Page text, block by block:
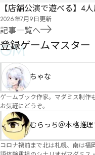
【店舗公演で遊べる】4
2026年7月9日更新
記事一覧へ
GM
登録ゲームマスター
ちゃな
ゲームブック作家。マダミス制作
お気軽にどうぞ。
むらっち＠本格推
コロナ禍前まで北は札幌、南は福岡まで全国各地でマー